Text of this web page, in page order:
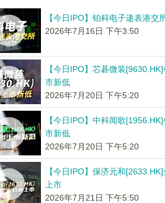
【今日IPO】铂科电子递表港交
2026年7月16日 下午3:50
【今日IPO】芯碁微装[9630.HK]
市新低
2026年7月20日 下午5:20
【今日IPO】中科闻歌[1956.HK]
市新低
2026年7月20日 下午5:20
【今日IPO】保济元和
上市
2026年7月21日 下午5:50